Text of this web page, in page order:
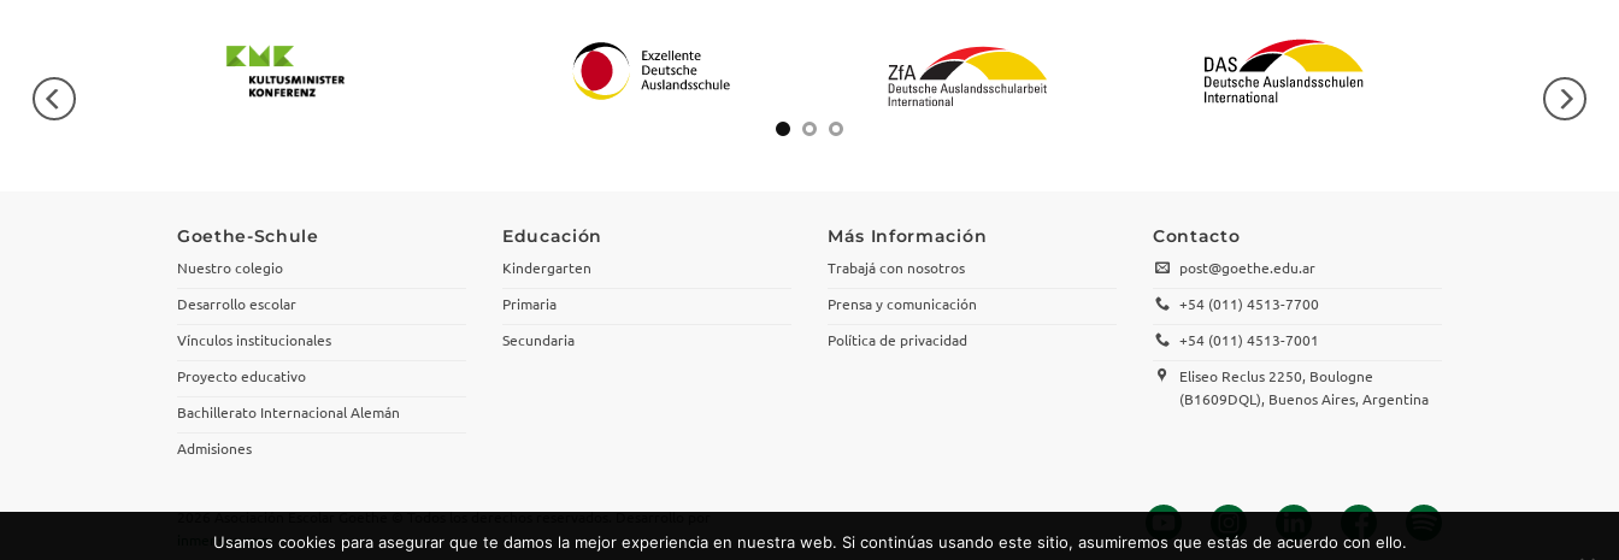
Goethe-Schule
Nuestro colegio
Desarrollo escolar
Vínculos institucionales
Proyecto educativo
Bachillerato Internacional Alemán
Admisiones
Educación
Kindergarten
Primaria
Secundaria
Más Información
Trabajá con nosotros
Prensa y comunicación
Política de privacidad
Contacto
post@goethe.edu.ar
+54 (011) 4513-7700
+54 (011) 4513-7001
Eliseo Reclus 2250, Boulogne
(B1609DQL), Buenos Aires, Argentina
2026 Asociación Escolar Goethe © Todos los derechos reservados. Desarrollo por
inmensus.com
Usamos cookies para asegurar que te damos la mejor experiencia en nuestra web. Si continúas usando este sitio, asumiremos que estás de acuerdo con ello.